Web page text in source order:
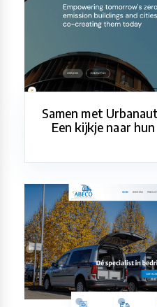
Samen met
Een kijkje naar